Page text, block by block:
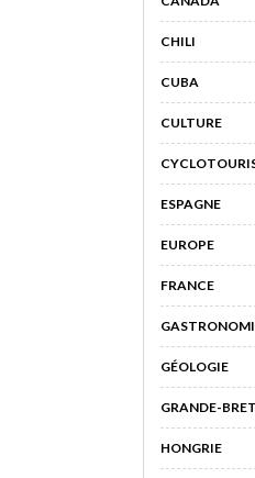
CHILI
CUBA
CULTURE
ESPAGNE
EUROPE
FRANCE
GÉOLOGIE
GRANDE-
HONGRIE